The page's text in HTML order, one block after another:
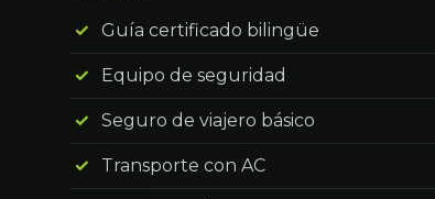
Guía certificado bilingüe
Equipo de seguridad
Seguro de viajero básico
Transporte con AC